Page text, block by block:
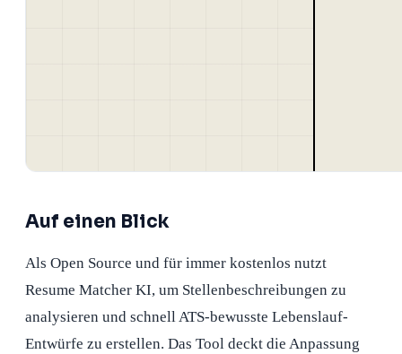
Auf einen Blick
Als Open Source und für immer kostenlos nutzt
Resume Matcher KI, um Stellenbeschreibungen zu
analysieren und schnell ATS-bewusste Lebenslauf-
Entwürfe zu erstellen. Das Tool deckt die Anpassung